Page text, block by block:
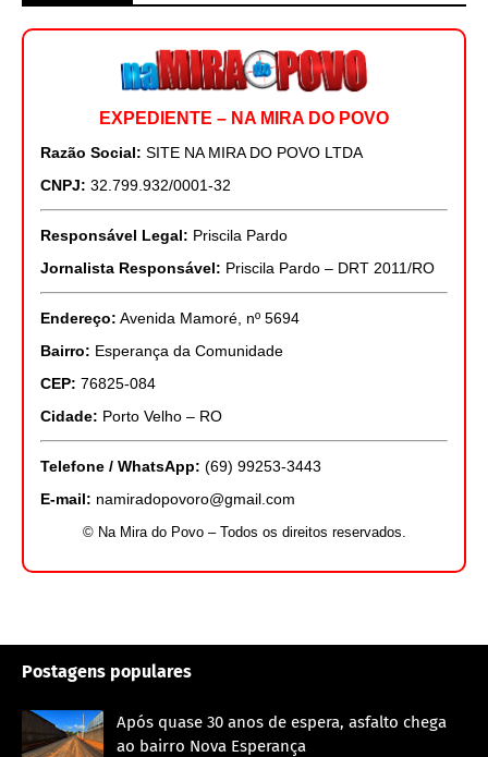
EXPEDIENTE – NA MIRA DO POVO
Razão Social: SITE NA MIRA DO POVO LTDA
CNPJ: 32.799.932/0001-32
Responsável Legal: Priscila Pardo
Jornalista Responsável: Priscila Pardo – DRT 2011/RO
Endereço: Avenida Mamoré, nº 5694
Bairro: Esperança da Comunidade
CEP: 76825-084
Cidade: Porto Velho – RO
Telefone / WhatsApp: (69) 99253-3443
E-mail: namiradopovoro@gmail.com
© Na Mira do Povo – Todos os direitos reservados.
Postagens populares
Após quase 30 anos de espera, asfalto chega
ao bairro Nova Esperança